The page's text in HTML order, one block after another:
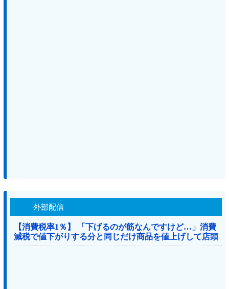
外部配信
【消費税率1％】 「下げるのが筋なんですけど…」消費
減税で値下がりする分と同じだけ商品を値上げして店頭
価格を変えない店も